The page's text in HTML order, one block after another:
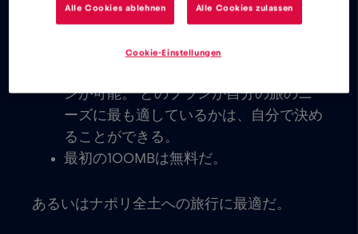
用が可能になる。世界中の家族や友人と
ナポリのeSIMデータプランなら、eSIM
ンが可能。 どのプランが自分の旅のニ
ーズに最も適しているかは、自分で決め
ることができる。
最初の100MBは無料だ。
あるいはナポリ全土への旅行に最適だ。
Alle Cookies ablehnen Alle Cookies zulassen
Cookie-Einstellungen